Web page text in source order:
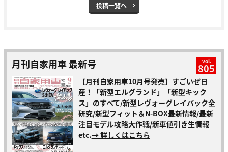
投稿一覧へ
月刊自家用車 最新号 vol.
805
【月刊自家用車10月号発売】すごいぜ日
産！「新型エルグランド」「新型キック
ス」のすべて/新型レヴォーグレイバック全
研究/新型フィット＆N-BOX最新情報/最新
注目モデル攻略大作戦/新車値引き生情報
etc.→ 詳しくはこちら